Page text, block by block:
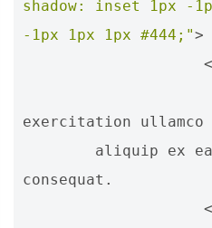
shadow: inset 1px -
-1px 1px 1px #444;">
<
exercitation
consequat.